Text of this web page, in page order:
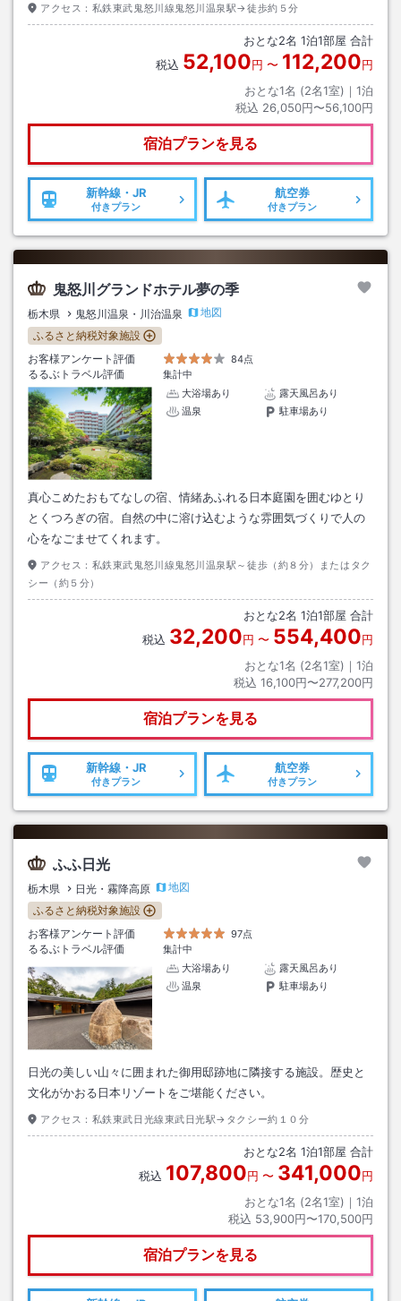
アクセス： 私鉄東武鬼怒川線鬼怒川温泉駅→徒歩約５分
おとな2名 1泊1部屋 合計
税込 52,100円 〜 112,200円
おとな1名 (2名1室)｜ 1泊
税込 26,050円〜56,100円
宿泊プランを見る
新幹線・JR
付きプラン
航空券
付きプラン
鬼怒川グランドホテル夢の季
栃木県 鬼怒川温泉・川治温泉
地図
ふるさと納税対象施設
お客様アンケート評価
84点
るるぶトラベル評価
集計中
大浴場あり
露天風呂あり
温泉
駐車場あり
真心こめたおもてなしの宿、情緒あふれる日本庭園を囲むゆとり
とくつろぎの宿。自然の中に溶け込むような雰囲気づくりで人の
心をなごませてくれます。
アクセス： 私鉄東武鬼怒川線鬼怒川温泉駅～徒歩（約８分）またはタク
シー（約５分）
おとな2名 1泊1部屋 合計
税込 32,200円 〜 554,400円
おとな1名 (2名1室)｜ 1泊
税込 16,100円〜277,200円
宿泊プランを見る
新幹線・JR
付きプラン
航空券
付きプラン
ふふ日光
栃木県 日光・霧降高原
地図
ふるさと納税対象施設
お客様アンケート評価
97点
るるぶトラベル評価
集計中
大浴場あり
露天風呂あり
温泉
駐車場あり
日光の美しい山々に囲まれた御用邸跡地に隣接する施設。歴史と
文化がかおる日本リゾートをご堪能ください。
アクセス： 私鉄東武日光線東武日光駅→タクシー約１０分
おとな2名 1泊1部屋 合計
税込 107,800円 〜 341,000円
おとな1名 (2名1室)｜ 1泊
税込 53,900円〜170,500円
宿泊プランを見る